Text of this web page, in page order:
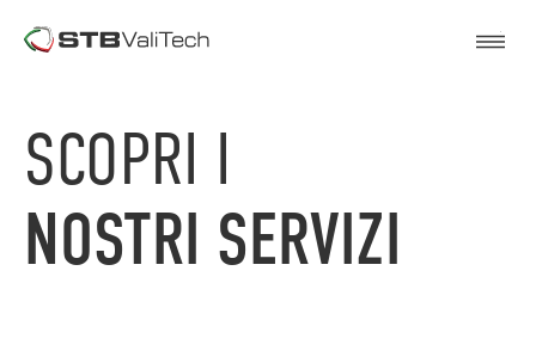
SCOPRI I
NOSTRI SERVIZI